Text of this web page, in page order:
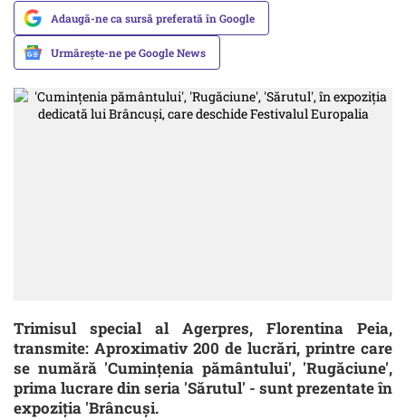
Adaugă-ne ca sursă preferată în Google
Urmărește-ne pe Google News
Trimisul special al Agerpres, Florentina Peia,
transmite: Aproximativ 200 de lucrări, printre care
se numără 'Cuminţenia pământului', 'Rugăciune',
prima lucrare din seria 'Sărutul' - sunt prezentate în
expoziţia 'Brâncuşi.